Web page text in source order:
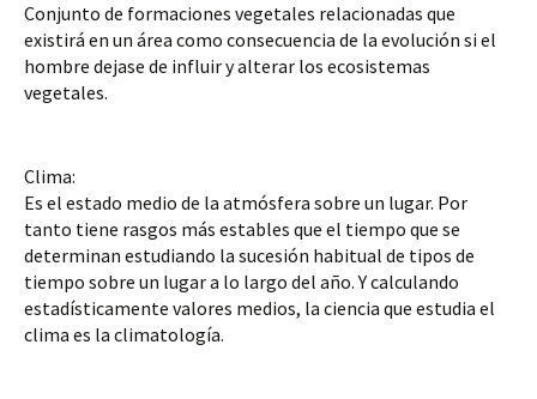
Conjunto de formaciones vegetales relacionadas que
existirá en un área como consecuencia de la evolución si el
hombre dejase de influir y alterar los ecosistemas
vegetales.
Clima:
Es el estado medio de la atmósfera sobre un lugar. Por
tanto tiene rasgos más estables que el tiempo que se
determinan estudiando la sucesión habitual de tipos de
tiempo sobre un lugar a lo largo del año. Y calculando
estadísticamente valores medios, la ciencia que estudia el
clima es la climatología.